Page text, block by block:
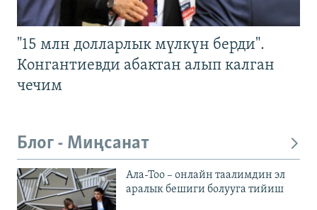
"15 млн долларлык мүлкүн берди".
Конгантиевди абактан алып калган
чечим
Блог - Миңсанат
Ала-Тоо – онлайн таалимдин эл
аралык бешиги болууга тийиш